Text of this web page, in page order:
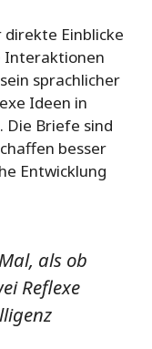
Einblicke
Interaktionen
sprachlicher
Ideen in
Die Briefe sind
besser
Entwicklung
als ob
Reflexe